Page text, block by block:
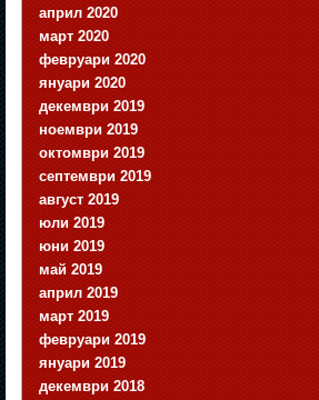
април 2020
март 2020
февруари 2020
януари 2020
декември 2019
ноември 2019
октомври 2019
септември 2019
август 2019
юли 2019
юни 2019
май 2019
април 2019
март 2019
февруари 2019
януари 2019
декември 2018